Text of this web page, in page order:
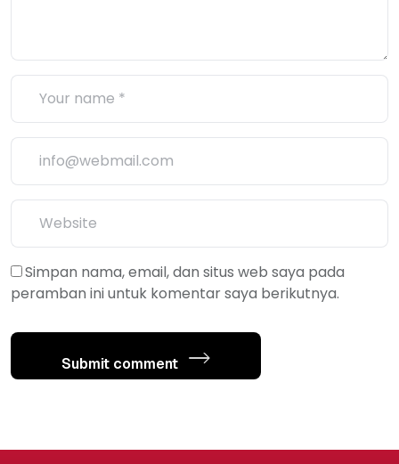
Simpan nama, email, dan situs web saya pada
peramban ini untuk komentar saya berikutnya.
Submit comment